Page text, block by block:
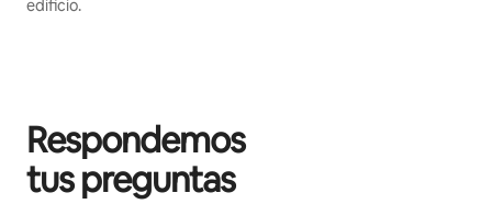
edificio.
Respondemos
tus preguntas